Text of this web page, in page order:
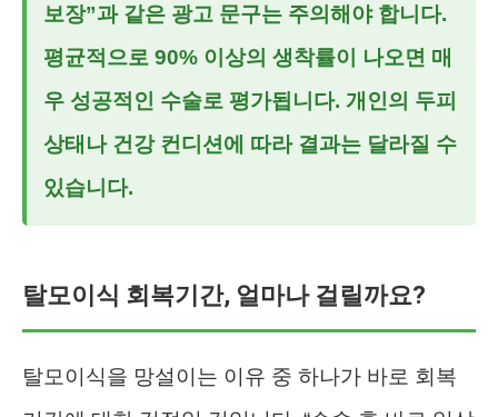
보장”과 같은 광고 문구는 주의해야 합니다.
평균적으로 90% 이상의 생착률이 나오면 매
우 성공적인 수술로 평가됩니다. 개인의 두피
상태나 건강 컨디션에 따라 결과는 달라질 수
있습니다.
탈모이식 회복기간, 얼마나 걸릴까요?
탈모이식을 망설이는 이유 중 하나가 바로 회복